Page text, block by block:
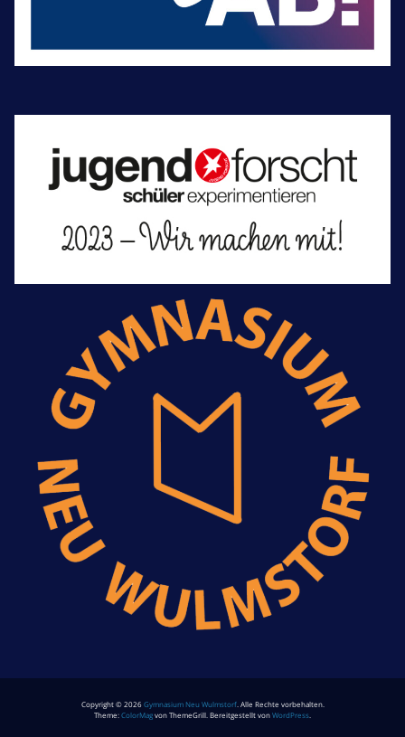
Copyright © 2026Gymnasium Neu Wulmstorf. Alle Rechte vorbehalten.
Theme:ColorMagvon ThemeGrill. Bereitgestellt vonWordPress